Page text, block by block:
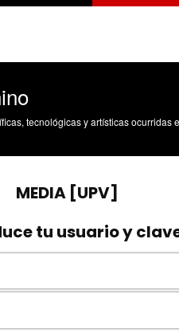
tecnológicas y artísticas ocurridas